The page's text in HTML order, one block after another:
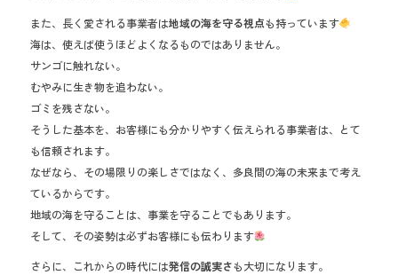
また、長く愛される事業者は地域の海を守る視点も持っています
海は、使えば使うほどよくなるものではありません。
サンゴに触れない。
むやみに生き物を追わない。
ゴミを残さない。
そうした基本を、お客様にも分かりやすく伝えられる事業者は、とて
も信頼されます。
なぜなら、その場限りの楽しさではなく、多良間の海の未来まで考え
ているからです。
地域の海を守ることは、事業を守ることでもあります。
そして、その姿勢は必ずお客様にも伝わります
さらに、これからの時代には発信の誠実さも大切になります。